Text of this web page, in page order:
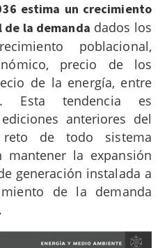
estima un crecimiento
de la demanda dados los
poblacional,
precio de los
de la energía, entre
Esta tendencia es
anteriores del
reto de todo sistema
mantener la expansión
generación instalada a
de la demanda